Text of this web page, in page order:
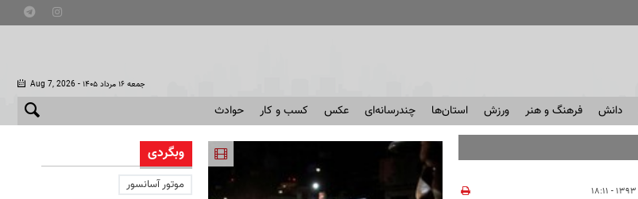
Aug 7, 2026 - جمعه ۱۶ مرداد ۱۴۰۵
دانش فرهنگ و هنر ورزش استان‌ها چندرسانه‌ای عکس کسب و کار حوادث
وبگردی
موتور آسانسور